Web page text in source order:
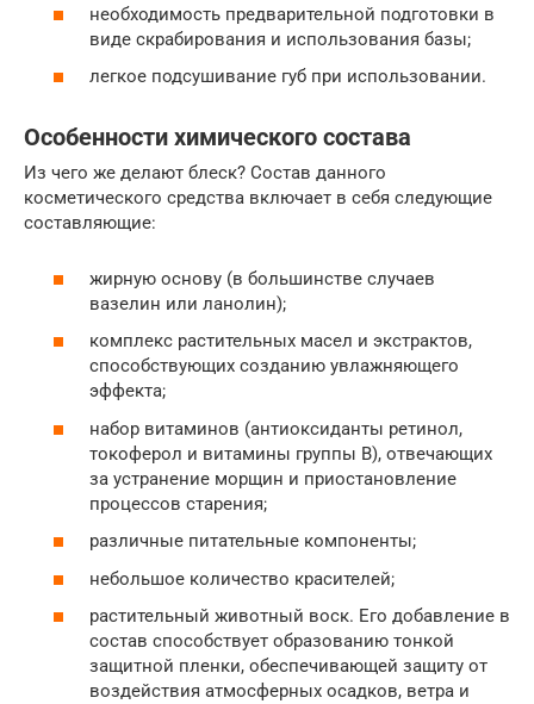
необходимость предварительной подготовки в
виде скрабирования и использования базы;
легкое подсушивание губ при использовании.
Особенности химического состава
Из чего же делают блеск? Состав данного
косметического средства включает в себя следующие
составляющие:
жирную основу (в большинстве случаев
вазелин или ланолин);
комплекс растительных масел и экстрактов,
способствующих созданию увлажняющего
эффекта;
набор витаминов (антиоксиданты ретинол,
токоферол и витамины группы В), отвечающих
за устранение морщин и приостановление
процессов старения;
различные питательные компоненты;
небольшое количество красителей;
растительный животный воск. Его добавление в
состав способствует образованию тонкой
защитной пленки, обеспечивающей защиту от
воздействия атмосферных осадков, ветра и